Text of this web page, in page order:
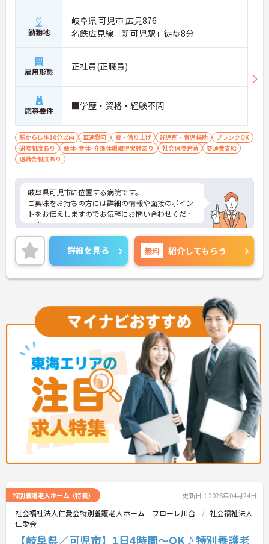
勤務地
岐阜県 可児市 広見876
名鉄広見線「新可児駅」徒歩8分
雇用形態 正社員(正職員)
応募要件 ■学歴・資格・経験不問
駅から徒歩10分以内 車通勤可 寮・借り上げ 託児所・育児補助
ブランクOK
研修制度あり
産休･育休･介護休暇取得実績あり 社会保険完備
交通費支給
退職金制度あり
岐阜県可児市に位置する病院です。
ご興味をお持ちの方には詳細の情報や面接のポイン
トをお伝えしますのでお気軽にお問い合わせくださ
いませ。
詳細を見る 無料 紹介してもらう
特別養護老人ホーム（特養） 更新日：2026年04月24日
社会福祉法人仁愛会特別養護老人ホーム フローレ川合
社会福祉法人
仁愛会
【岐阜県／可児市】1日4時間～OK♪特別養護老